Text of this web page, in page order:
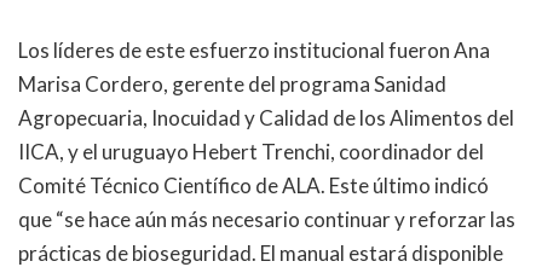
Los líderes de este esfuerzo institucional fueron Ana
Marisa Cordero, gerente del programa Sanidad
Agropecuaria, Inocuidad y Calidad de los Alimentos del
IICA, y el uruguayo Hebert Trenchi, coordinador del
Comité Técnico Científico de ALA. Este último indicó
que “se hace aún más necesario continuar y reforzar las
prácticas de bioseguridad. El manual estará disponible